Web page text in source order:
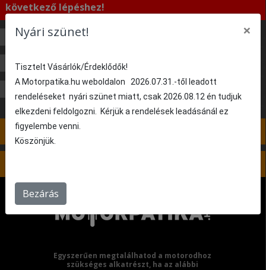
következő lépéshez!
50 cm³ 80 cm³
250 cm³ 270 cm³
4. lépés: Nincs kiválasztva
Egyszerűen megtalálhatod a motorodhoz
szükséges alkatrészt, ha az alábbi
Nyári szünet! ×
Tisztelt Vásárlók/Érdeklődők!
A Motorpatika.hu weboldalon 2026.07.31.-től leadott
rendeléseket nyári szünet miatt, csak 2026.08.12 én tudjuk
elkezdeni feldolgozni. Kérjük a rendelések leadásánál ez
figyelembe venni.
Köszönjük.
Bezárás